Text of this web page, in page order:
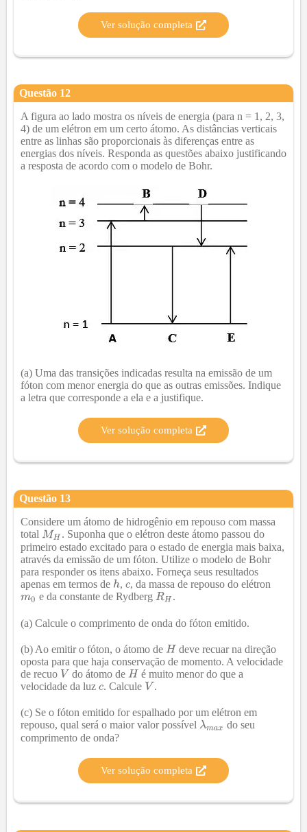
Ver solução completa
Questão 12
A figura ao lado mostra os níveis de energia (para n = 1, 2, 3,
4) de um elétron em um certo átomo. As distâncias verticais
entre as linhas são proporcionais às diferenças entre as
energias dos níveis. Responda as questões abaixo justificando
a resposta de acordo com o modelo de Bohr.
(a) Uma das transições indicadas resulta na emissão de um
fóton com menor energia do que as outras emissões. Indique
a letra que corresponde a ela e a justifique.
Ver solução completa
Questão 13
Considere um átomo de hidrogênio em repouso com massa
total
. Suponha que o elétron deste átomo passou do
primeiro estado excitado para o estado de energia mais baixa,
através da emissão de um fóton. Utilize o modelo de Bohr
para responder os itens abaixo. Forneça seus resultados
apenas em termos de
,
, da massa de repouso do elétron
e da constante de Rydberg
.
(a) Calcule o comprimento de onda do fóton emitido.
(b) Ao emitir o fóton, o átomo de
deve recuar na direção
oposta para que haja conservação de momento. A velocidade
de recuo
do átomo de
é muito menor do que a
velocidade da luz
. Calcule .
(c) Se o fóton emitido for espalhado por um elétron em
repouso, qual será o maior valor possível
do seu
comprimento de onda?
Ver solução completa